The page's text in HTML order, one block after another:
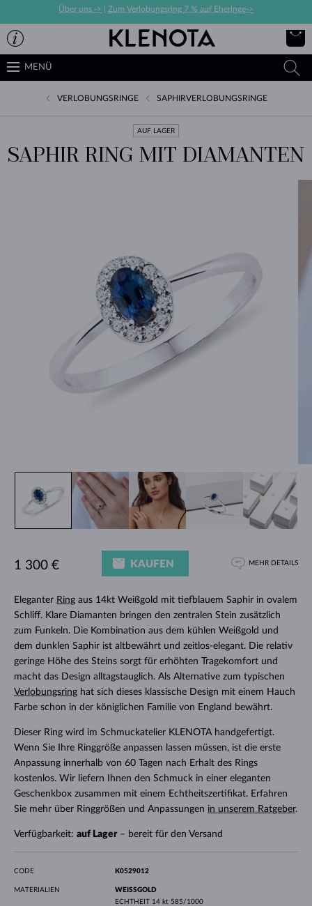
Über uns -> Zum Verlobungsring 7 % auf Eheringe->
MENÜ
VERLOBUNGSRINGE SAPHIRVERLOBUNGSRINGE
AUF LAGER
SAPHIR RING MIT DIAMANTEN
Eleganter Ringaus 14kt Weißgold mit tiefblauem Saphir in ovalem
Schliff. Klare Diamanten bringen den zentralen Stein zusätzlich
zum Funkeln. Die Kombination aus dem kühlen Weißgold und
dem dunklen Saphir ist altbewährt und zeitlos-elegant. Die relativ
geringe Höhe des Steins sorgt für erhöhten Tragekomfort und
macht das Design alltagstauglich. Als Alternative zum typischen
Verlobungsringhat sich dieses klassische Design mit einem Hauch
Farbe schon in der königlichen Familie von England bewährt.
Dieser Ring wird im Schmuckatelier KLENOTA handgefertigt.
Wenn Sie Ihre Ringgröße anpassen lassen müssen, ist die erste
Anpassung innerhalb von 60 Tagen nach Erhalt des Rings
kostenlos. Wir liefern Ihnen den Schmuck in einer eleganten
Geschenkbox zusammen mit einem Echtheitszertifikat. Erfahren
Sie mehr über Ringgrößen und Anpassungen in unserem Ratgeber.
Verfügbarkeit: auf Lager– bereit für den Versand
1 300 € KAUFEN MEHR DETAILS
CODE K0529012
MATERIALIEN
WEISSGOLD
ECHTHEIT 14 kt 585/1000